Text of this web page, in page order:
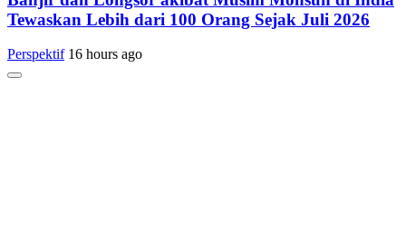
Tewaskan Lebih dari 100 Orang Sejak Juli 2026
Perspektif 16 hours ago